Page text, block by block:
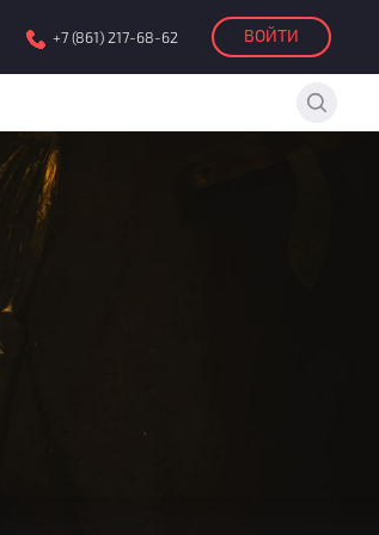
+7 (861) 217-68-62 ВОЙТИ